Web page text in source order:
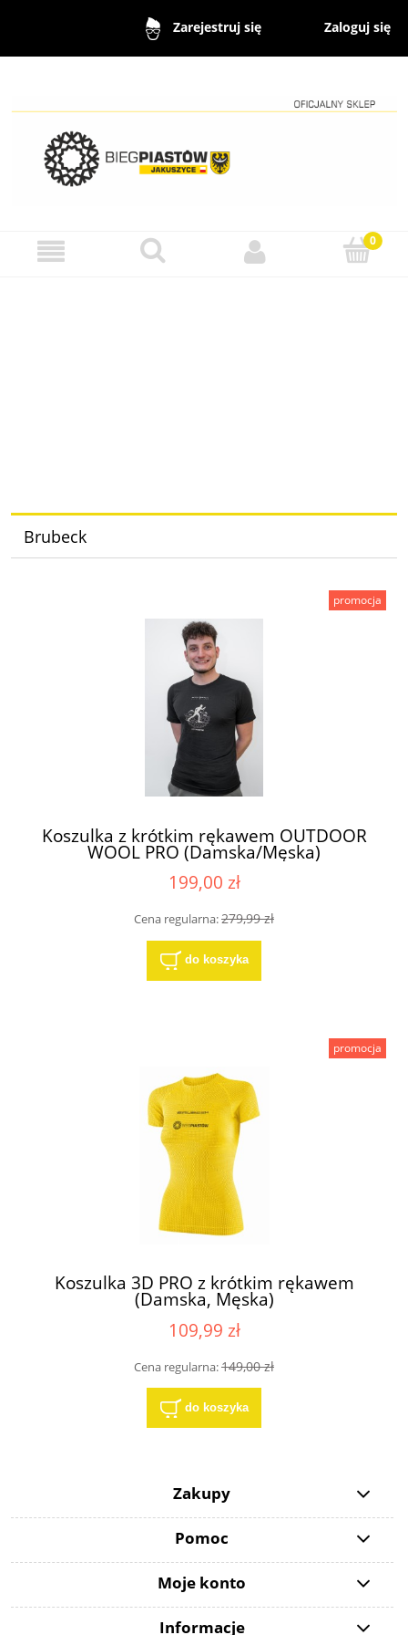
Zarejestruj się Zaloguj się
Brubeck
Koszulka z krótkim rękawem OUTDOOR
WOOL PRO (Damska/Męska)
199,00 zł
Cena regularna:279,99 zł
do koszyka
promocja
Koszulka 3D PRO z krótkim rękawem
(Damska, Męska)
109,99 zł
Cena regularna:149,00 zł
do koszyka
promocja
Zakupy
Pomoc
Moje konto
Informacje